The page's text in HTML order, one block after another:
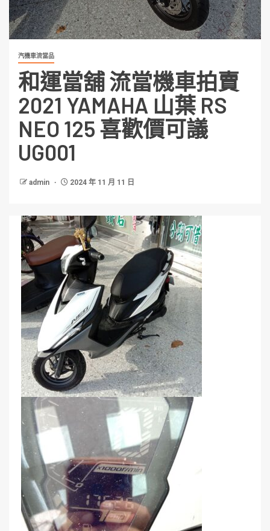
汽機車流當品
和運當舖 流當機車拍賣
2021 YAMAHA 山葉 RS
NEO 125 喜歡價可議
UG001
admin 2024 年 11 月 11 日